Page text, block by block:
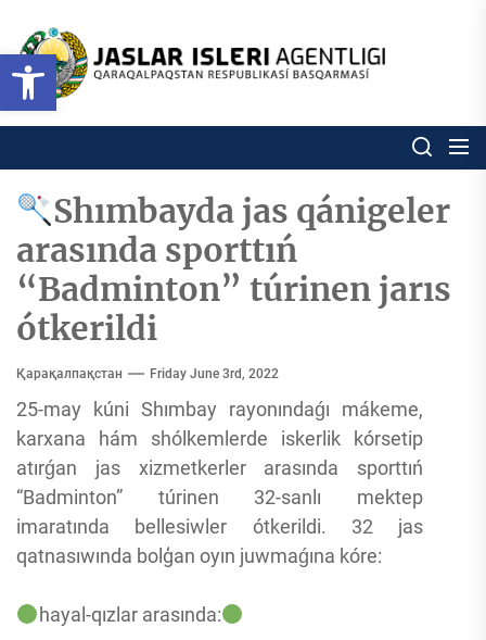
Open toolbar
content
Respublikası
basqarması
Ózbekstan jaslar isleri
Shımbayda jas qánigeler
arasında sporttıń
“Badminton” túrinen jarıs
ótkerildi
Қарақалпақстан Friday June 3rd, 2022
25-may kúni Shımbay rayonındaǵı mákeme,
karxana hám shólkemlerde iskerlik kórsetip
atırǵan jas xizmetkerler arasında sporttıń
“Badminton” túrinen 32-sanlı mektep
imaratında bellesiwler ótkerildi. 32 jas
qatnasıwında bolģan oyın juwmaǵına kóre:
hayal-qızlar arasında: